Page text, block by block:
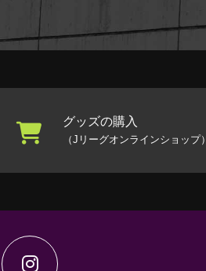
グッズの購入
（Jリーグオンラインショップ）